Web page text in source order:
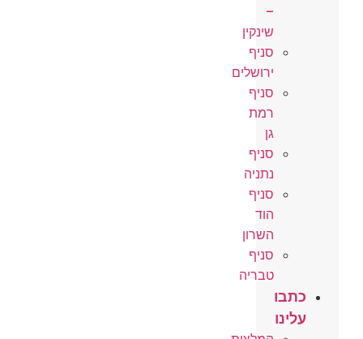
–
שינקין
סניף
ירושלים
סניף
רמת
גן
סניף
נתניה
סניף
הוד
השרון
סניף
טבריה
כתבו
עלינו